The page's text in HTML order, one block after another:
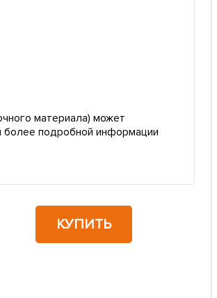
материала) может
более подробной информации
КУПИТЬ